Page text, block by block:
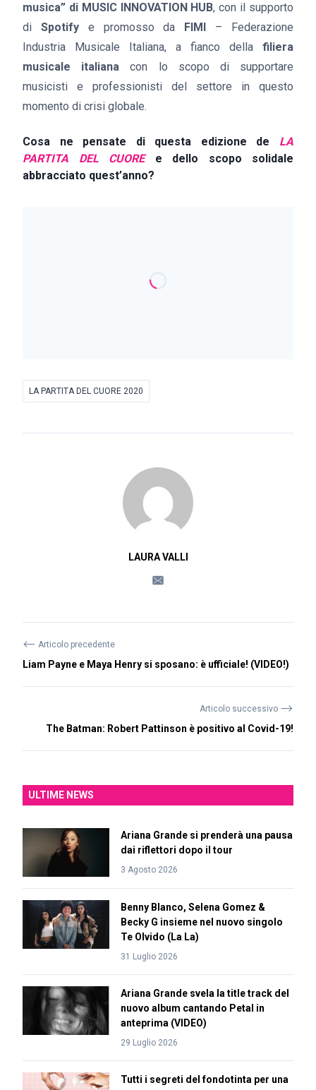
musica” di MUSIC INNOVATION HUB, con il supporto
di Spotifye promosso da FIMI – Federazione
Industria Musicale Italiana, a fianco della filiera
musicale italiana con lo scopo di supportare
musicisti e professionisti del settore in questo
momento di crisi globale.
Cosa ne pensate di questa edizione de LA
PARTITA DEL CUOREe dello scopo solidale
abbracciato quest’anno?
LA PARTITA DEL CUORE 2020
LAURA VALLI
⟵ Articolo precedente
Liam Payne e Maya Henry si sposano: è ufficiale! (VIDEO!)
Articolo successivo ⟶
The Batman: Robert Pattinson è positivo al Covid-19!
ULTIME NEWS
Ariana Grande si prenderà una pausa
dai riflettori dopo il tour
3 Agosto 2026
Benny Blanco, Selena Gomez &
Becky G insieme nel nuovo singolo
Te Olvido (La La)
31 Luglio 2026
Ariana Grande svela la title track del
nuovo album cantando Petal in
anteprima (VIDEO)
29 Luglio 2026
Tutti i segreti del fondotinta per una